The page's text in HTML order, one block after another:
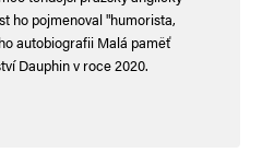
zapíší progresivisté.
ho pojmenoval "humorista,
autobiografii Malá paměť
Dauphin v roce 2020.